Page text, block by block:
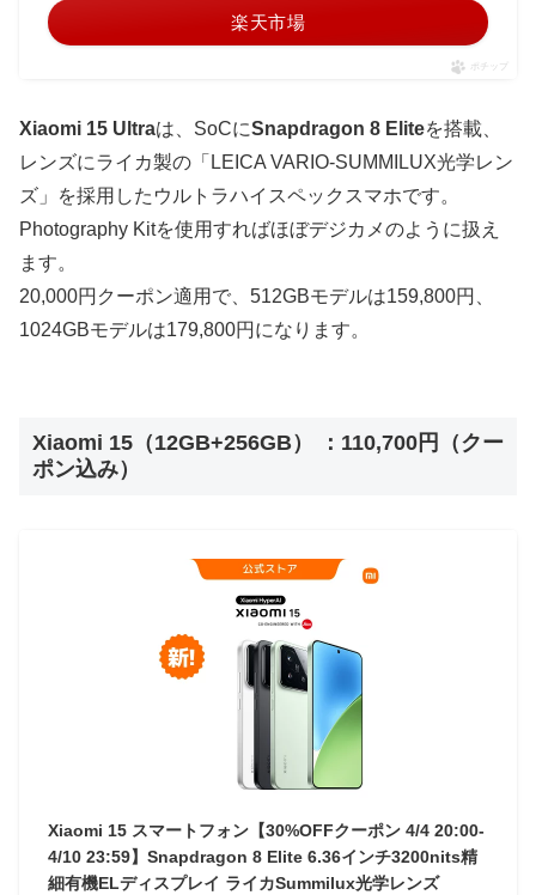
楽天市場
ポチップ
Xiaomi 15 Ultraは、SoCにSnapdragon 8 Eliteを搭載、
レンズにライカ製の「LEICA VARIO-SUMMILUX光学レン
ズ」を採用したウルトラハイスペックスマホです。
Photography Kitを使用すればほぼデジカメのように扱え
ます。
20,000円クーポン適用で、512GBモデルは159,800円、
1024GBモデルは179,800円になります。
Xiaomi 15（12GB+256GB） ：110,700円（クー
ポン込み）
Xiaomi 15 スマートフォン【30%OFFクーポン 4/4 20:00-
4/10 23:59】Snapdragon 8 Elite 6.36インチ3200nits精
細有機ELディスプレイ ライカSummilux光学レンズ